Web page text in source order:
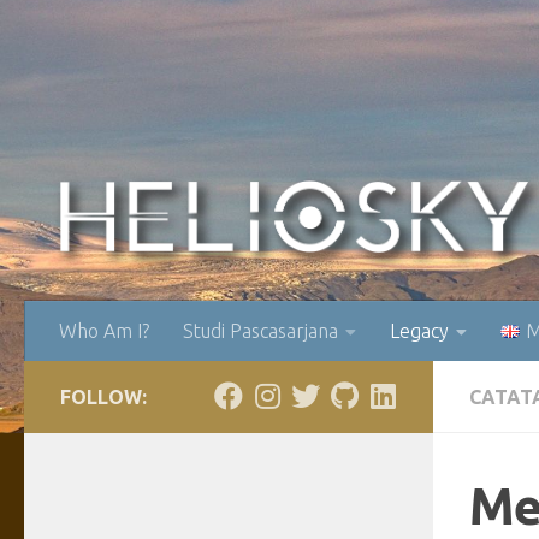
Who Am I? Studi Pascasarjana Legacy
FOLLOW: